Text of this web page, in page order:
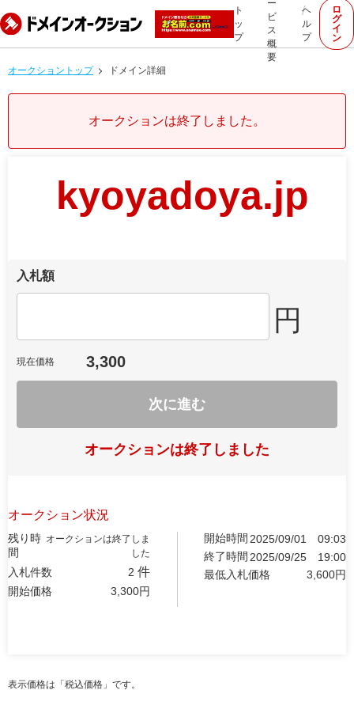
ト
ッ
プ
ー
ビ
ス
概
要
ヘ
ル
プ
ロ
グ
イ
ン
オークショントップ ドメイン詳細
オークションは終了しました。
kyoyadoya.jp
入札額
円
現在価格 3,300
次に進む
オークションは終了しました
オークション状況
残り時
間
オークションは終了しま
した
入札件数 2 件
開始価格 3,300円
開始時間 2025/09/01
09:03
終了時間 2025/09/25
19:00
最低入札価格
3,600円
表示価格は「税込価格」です。